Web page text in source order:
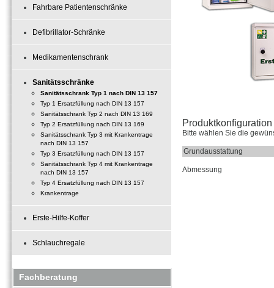
Fahrbare Patientenschränke
Defibrillator-Schränke
Medikamentenschrank
Sanitätsschränke
Sanitätsschrank Typ 1 nach DIN 13 157
Typ 1 Ersatzfüllung nach DIN 13 157
Sanitätsschrank Typ 2 nach DIN 13 169
Typ 2 Ersatzfüllung nach DIN 13 169
Sanitätsschrank Typ 3 mit Krankentrage
nach DIN 13 157
Typ 3 Ersatzfüllung nach DIN 13 157
Sanitätsschrank Typ 4 mit Krankentrage
nach DIN 13 157
Typ 4 Ersatzfüllung nach DIN 13 157
Krankentrage
Erste-Hilfe-Koffer
Schlauchregale
Fachberatung
Bitte wählen Sie die
Grundausstattung
Abmessung